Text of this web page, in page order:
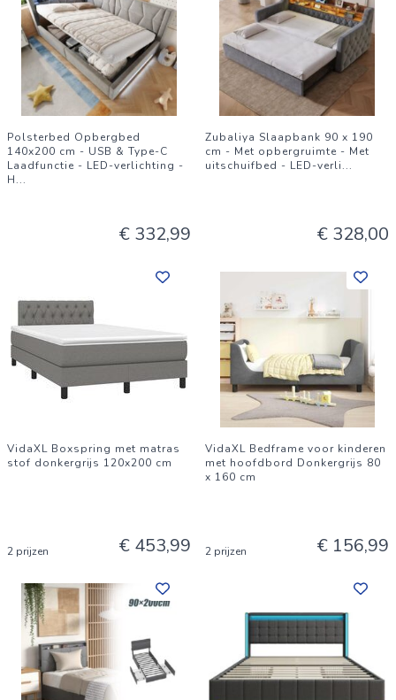
Polsterbed Opbergbed
140x200 cm - USB & Type-C
Laadfunctie - LED-verlichting -
H...
€ 332,99
Zubaliya Slaapbank 90 x 190
cm - Met opbergruimte - Met
uitschuifbed - LED-verli...
€ 328,00
VidaXL Boxspring met matras
stof donkergrijs 120x200 cm
2 prijzen € 453,99
VidaXL Bedframe voor kinderen
met hoofdbord Donkergrijs 80
x 160 cm
2 prijzen € 156,99